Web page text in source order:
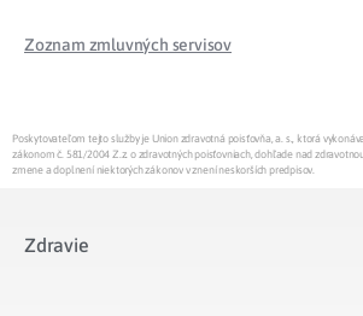
Zoznam zmluvných servisov
Poskytovateľom tejto služby je Union zdravotná poisťovňa, a. s., ktorá
zákonom č. 581/2004 Z.z. o zdravotných poisťovniach, dohľade nad
zmene a doplnení niektorých zákonov v znení neskorších predpisov.
Zdravie